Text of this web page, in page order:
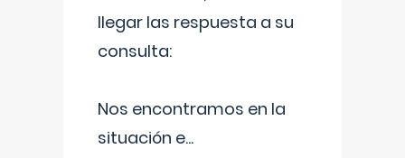
llegar las respuesta a su
consulta:
Nos encontramos en la
situación e...